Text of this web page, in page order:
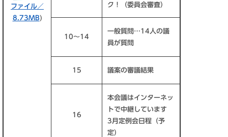
ファイル／
8.73MB)
ク！（委員会審査）
10～14
一般質問…14人の議
員が質問
15 議案の審議結果
16
本会議はインターネッ
トで中継しています
3月定例会日程（予
定）